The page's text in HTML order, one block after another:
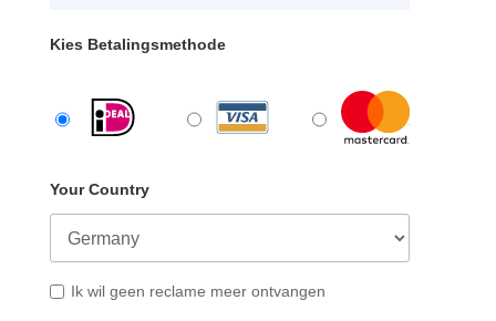
Kies Betalingsmethode
Your Country
Ik wil geen reclame meer ontvangen